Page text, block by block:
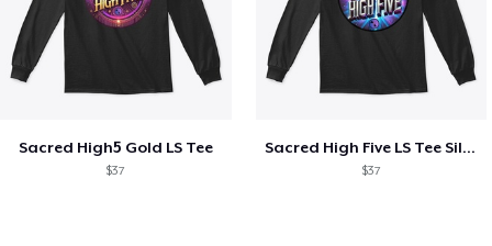
Sacred High5 Gold LS Tee
$37
Sacred High Five LS Tee Silver
$37